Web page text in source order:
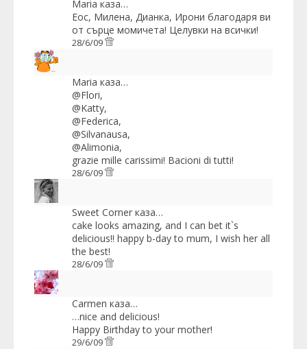
Maria каза…
Eoc, Милена, Дианка, Ирони благодаря ви
от сърце момичета! Целувки на всички!
28/6/09
Maria каза…
@Flori,
@Katty,
@Federica,
@Silvanausa,
@Alimonia,
grazie mille carissimi! Bacioni di tutti!
28/6/09
Sweet Corner каза…
cake looks amazing, and I can bet it`s
delicious!! happy b-day to mum, I wish her all
the best!
28/6/09
Carmen каза…
…nice and delicious!
Happy Birthday to your mother!
29/6/09